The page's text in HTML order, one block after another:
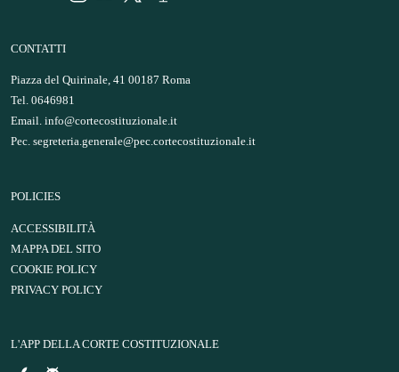
CONTATTI
Piazza del Quirinale, 41 00187 Roma
Tel. 0646981
Email. info@cortecostituzionale.it
Pec. segreteria.generale@pec.cortecostituzionale.it
POLICIES
ACCESSIBILITÀ
MAPPA DEL SITO
COOKIE POLICY
PRIVACY POLICY
L'APP DELLA CORTE COSTITUZIONALE